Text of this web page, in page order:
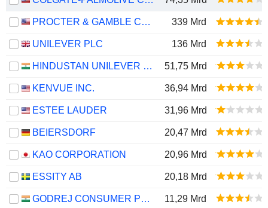
PROCTER & GAMBLE COMPANY 339 Mrd
UNILEVER PLC 136 Mrd
HINDUSTAN UNILEVER LIMITED 51,75 Mrd
KENVUE INC. 36,94 Mrd
ESTEE LAUDER 31,96 Mrd
BEIERSDORF 20,47 Mrd
KAO CORPORATION 20,96 Mrd
ESSITY AB 20,18 Mrd
GODREJ CONSUMER PRODUCTS LIMITED 11,29 Mrd